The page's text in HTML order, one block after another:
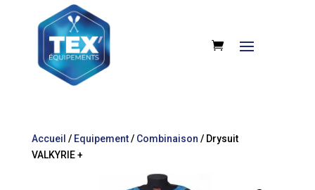
Accueil / Equipement/ Combinaison / Drysuit
VALKYRIE +